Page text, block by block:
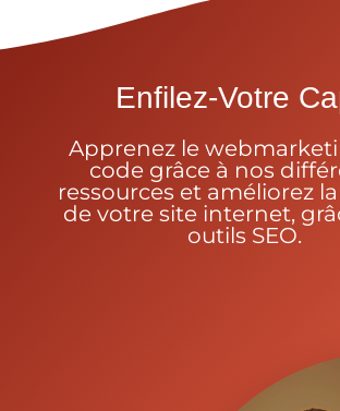
Enfilez-Votre
Apprenez le
code grâce à nos
ressources et améliorez
de votre site internet,
outils SEO.